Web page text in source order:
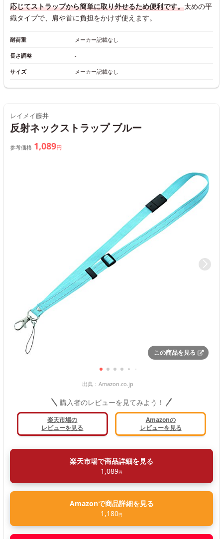
応じてストラップから簡単に取り外せるため便利です。太めの平
織タイプで、肩や首に負担をかけず使えます。
耐荷重 メーカー記載なし
長さ調整 -
サイズ メーカー記載なし
レイメイ藤井
反射ネックストラップ ブルー
参考価格 1,089円
この商品を見る
出典： Amazon.co.jp
購入者のレビューを見てみよう！
楽天市場の
レビューを見る
Amazonの
レビューを見る
楽天市場で商品詳細を見る
1,089円
Amazonで商品詳細を見る
1,180円